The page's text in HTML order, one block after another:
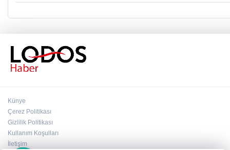
Künye
Çerez Politikası
Gizlilik Politikası
Kullanım Koşulları
İletişim
×